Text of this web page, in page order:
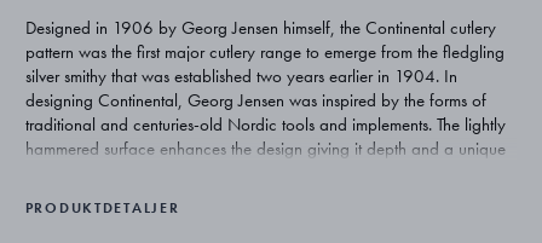
Designed in 1906 by Georg Jensen himself, the Continental cutlery
pattern was the first major cutlery range to emerge from the fledgling
silver smithy that was established two years earlier in 1904. In
designing Continental, Georg Jensen was inspired by the forms of
traditional and centuries-old Nordic tools and implements. The lightly
hammered surface enhances the design giving it depth and a unique
PRODUKTDETALJER